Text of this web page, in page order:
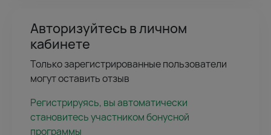
Авторизуйтесь в личном
кабинете
Только зарегистрированные пользователи
могут оставить отзыв
Регистрируясь, вы автоматически
становитесь участником бонусной
программы